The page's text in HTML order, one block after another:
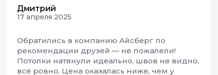
Дмитрий
17 апреля 2025
Обратились в компанию Айсберг по
рекомендации друзей — не пожалели!
Потолки натянули идеально, швов не видно,
всё ровно. Цена оказалась ниже, чем у